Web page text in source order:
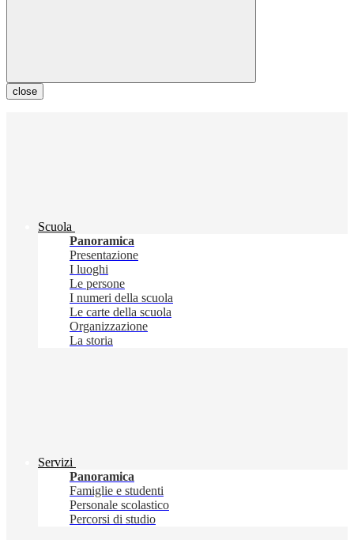
close
Scuola
Panoramica
Presentazione
I luoghi
Le persone
I numeri della scuola
Le carte della scuola
Organizzazione
La storia
Servizi
Panoramica
Famiglie e studenti
Personale scolastico
Percorsi di studio